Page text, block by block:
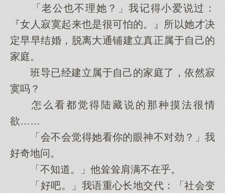
「老公也不理她？」我记得小爱说过：
『女人寂寞起来也是很可怕的。』所以她才决
定早早结婚，脱离大通铺建立真正属于自己的
家庭。
班导已经建立属于自己的家庭了，依然寂
寞吗？
怎么看都觉得陆藏说的那种摸法很情
欲……
「会不会觉得她看你的眼神不对劲？」我
好奇地问。
「不知道。」他耸耸肩满不在乎。
「好吧。」我语重心长地交代：「社会变